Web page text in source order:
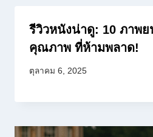
รีวิวหนังน่าดู: 10 ภาพ
คุณภาพ ที่ห้ามพลาด!
ตุลาคม 6, 2025